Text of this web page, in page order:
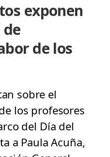
exponen
de los
sobre el
los profesores
del Día del
a Paula Acuña,